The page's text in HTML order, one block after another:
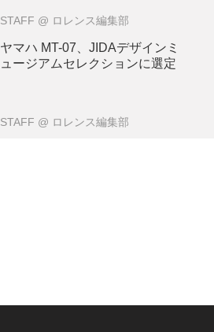
STAFF @ ロレンス編集部
ヤマハ MT-07、JIDAデザインミ
ュージアムセレクションに選定
STAFF @ ロレンス編集部